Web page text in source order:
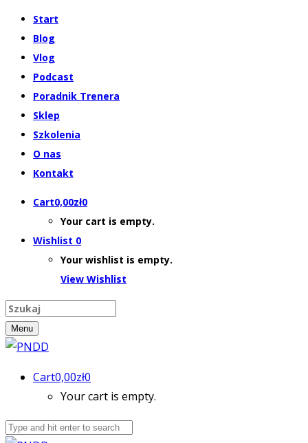
Start
Blog
Vlog
Podcast
Poradnik Trenera
Sklep
Szkolenia
O nas
Kontakt
Cart0,00zł0
Your cart is empty.
Wishlist 0
Your wishlist is empty.
View Wishlist
Menu
Cart0,00zł0
Your cart is empty.